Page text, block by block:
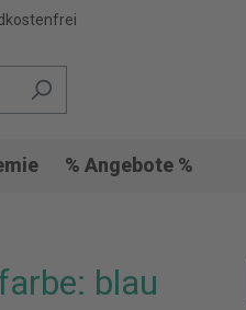
% Angebote %
blau